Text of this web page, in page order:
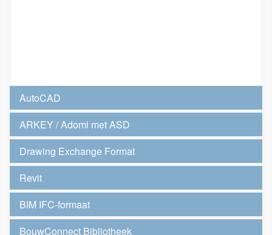
AutoCAD
ARKEY / Adomi met ASD
Drawing Exchange Format
Revit
BIM IFC-formaat
BouwConnect Bibliotheek